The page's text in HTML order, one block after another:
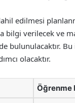
edilmesi
bilgi verilecek ve
bulunulacaktır.
olacaktır.
Öğrenme